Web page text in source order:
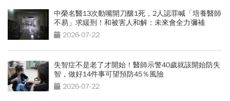
中榮名醫13次動嘴開刀釀1死，2人認罪喊「培養醫師
不易」求緩刑！和被害人和解：未來會全力彌補
2026-07-22
失智症不是老了才開始！醫師示警40歲就該開始防失
智，做好14件事可望預防45％風險
2026-07-22